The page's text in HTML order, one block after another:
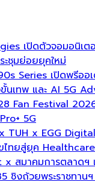
เปิดตัวจอมอนิเต
ชุมย่อยยุคใหม่
Series เปิดพรีออ
นเทพ และ AI 5G
Fan Festival
5G
TUH x EGG
ไทยสู่ยุค
สมาคมการตลาดฯ
ชิงถ้วยพระราชทานฯ